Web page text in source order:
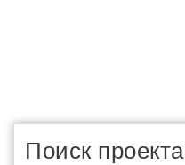
Поиск проекта